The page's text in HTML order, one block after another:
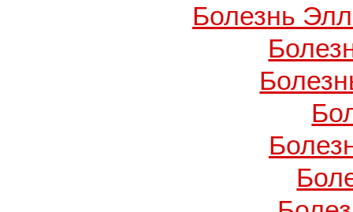
Болезнь